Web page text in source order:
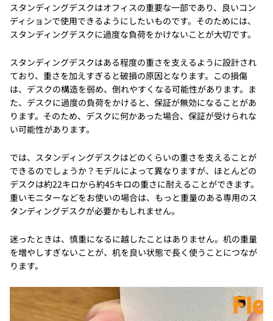
スタンディングデスクはオフィスの重要な一部であり、良いコン
ディションで使用できるようにしたいものです。そのためには、
スタンディングデスクに過度な負荷をかけないことが大切です。
スタンディングデスクはある程度の重さを支えるように設計され
ており、重さを加えすぎると破損の原因となります。この損傷
は、デスクの構造を弱め、倒れやすくなる可能性があります。ま
た、デスクに過度の負荷をかけると、保証が無効になることがあ
ります。そのため、デスクに何かあった場合、保証が受けられな
い可能性があります。
では、スタンディングデスクはどのくらいの重さを支えることが
できるのでしょうか？モデルによって異なりますが、ほとんどの
デスクは約22キロから約45キロの重さに耐えることができます。
重いモニターなどをお使いの場合は、もっと重量のある専用のス
タンディングデスクが必要かもしれません。
迷ったときは、慎重になるに越したことはありません。机の重量
を増やしすぎないことが、机を良い状態で長く使うことにつなが
ります。